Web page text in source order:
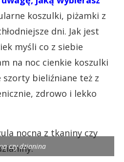
koszulki, piżamki z
dni. Jak jest
myśli co z siebie
na noc cienkie koszulki
szorty bieliźniane też z
zdrowo i lekko
czy dzianina